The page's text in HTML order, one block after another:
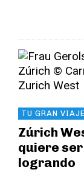
TU GRAN
Zúrich
quiere
logrando